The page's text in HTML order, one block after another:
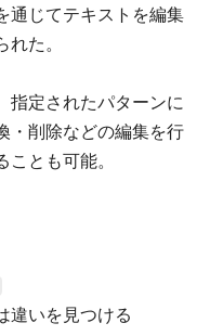
通じてテキストを編集
た。
指定されたパターンに
・削除などの編集を行
とも可能。
違いを見つける